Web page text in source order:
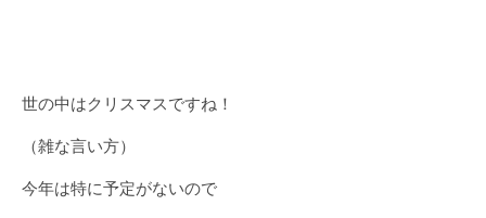
世の中はクリスマスですね！
（雑な言い方）
今年は特に予定がないので